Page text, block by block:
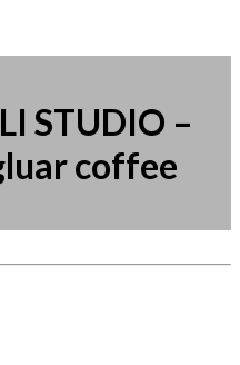
STUDIO –
coffee